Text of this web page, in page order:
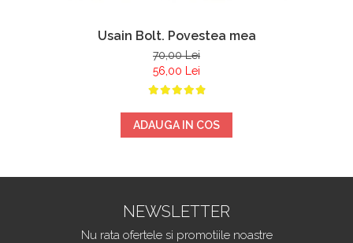
Usain Bolt. Povestea mea
70,00 Lei
56,00 Lei
ADAUGA IN COS
NEWSLETTER
Nu rata ofertele si promotiile noastre